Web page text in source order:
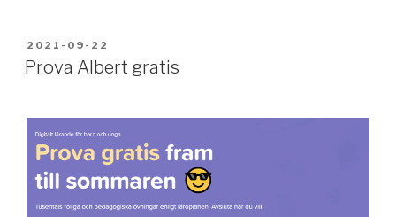
PUBLICERAT
2021-09-22
Prova Albert gratis